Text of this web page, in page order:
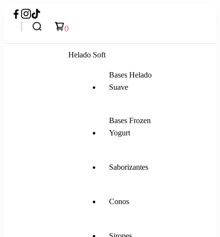
0
Helado Soft
Bases Helado
Suave
Bases Frozen
Yogurt
Saborizantes
Conos